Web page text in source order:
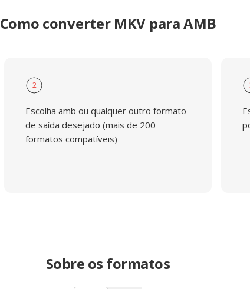
Como converter MKV para AMB
2
Escolha amb ou qualquer outro formato
de saída desejado (mais de 200
formatos compatíveis)
Sobre os formatos